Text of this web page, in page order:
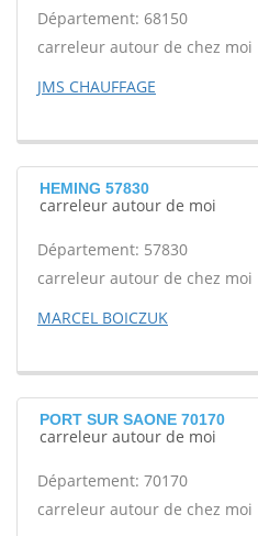
Département: 68150
carreleur autour de chez moi
JMS CHAUFFAGE
HEMING 57830
carreleur autour de moi
Département: 57830
carreleur autour de chez moi
MARCEL BOICZUK
PORT SUR SAONE 70170
carreleur autour de moi
Département: 70170
carreleur autour de chez moi